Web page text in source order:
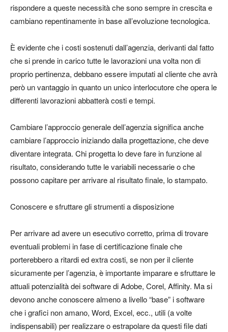
rispondere a queste necessità che sono sempre in crescita e
cambiano repentinamente in base all’evoluzione tecnologica.
È evidente che i costi sostenuti dall’agenzia, derivanti dal fatto
che si prende in carico tutte le lavorazioni una volta non di
proprio pertinenza, debbano essere imputati al cliente che avrà
però un vantaggio in quanto un unico interlocutore che opera le
differenti lavorazioni abbatterà costi e tempi.
Cambiare l’approccio generale dell’agenzia significa anche
cambiare l’approccio iniziando dalla progettazione, che deve
diventare integrata. Chi progetta lo deve fare in funzione al
risultato, considerando tutte le variabili necessarie o che
possono capitare per arrivare al risultato finale, lo stampato.
Conoscere e sfruttare gli strumenti a disposizione
Per arrivare ad avere un esecutivo corretto, prima di trovare
eventuali problemi in fase di certificazione finale che
porterebbero a ritardi ed extra costi, se non per il cliente
sicuramente per l’agenzia, è importante imparare e sfruttare le
attuali potenzialità dei software di Adobe, Corel, Affinity. Ma si
devono anche conoscere almeno a livello “base” i software
che i grafici non amano, Word, Excel, ecc., utili (a volte
indispensabili) per realizzare o estrapolare da questi file dati